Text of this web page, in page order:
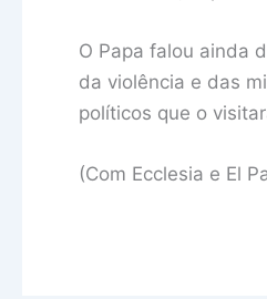
O Papa falou ainda
da violência e das
políticos que o
(Com Ecclesia e El